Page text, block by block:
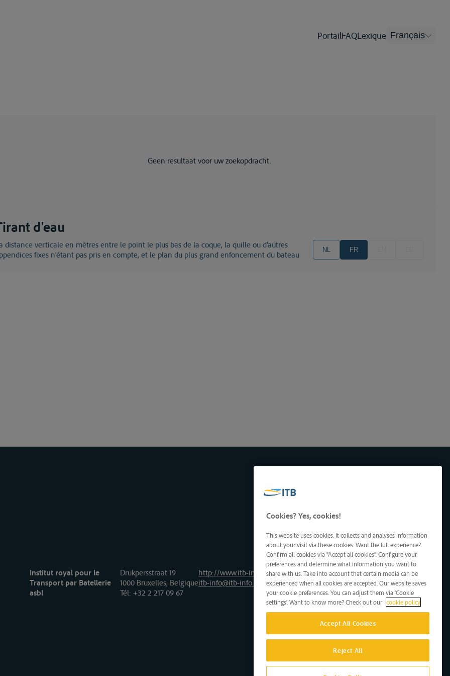
PortailFAQLexique Français
Geen resultaat voor uw zoekopdracht.
d'eau
fixes n’étant pas pris en compte, et le plan du plus grand enfoncement du bateau
NL FR
Institut royal pour le
Transport par Batellerie
asbl
Drukpersstraat 19
1000 Bruxelles, Belgique
Tél: +32 2 217 09 67
http://www.itb-info.be
itb-info@itb-info.be
Cookies? Yes, cookies!
This website uses cookies. It collects and analyses information
about your visit via these cookies. Want the full experience?
Confirm all cookies via "Accept all cookies". Configure your
preferences and determine what information you want to
share with us. Take into account that certain media can be
experienced when all cookies are accepted. Our website saves
your cookie preferences. You can adjust them via 'Cookie
settings'. Want to know more? Check out our cookie policy
Accept All Cookies
Reject All